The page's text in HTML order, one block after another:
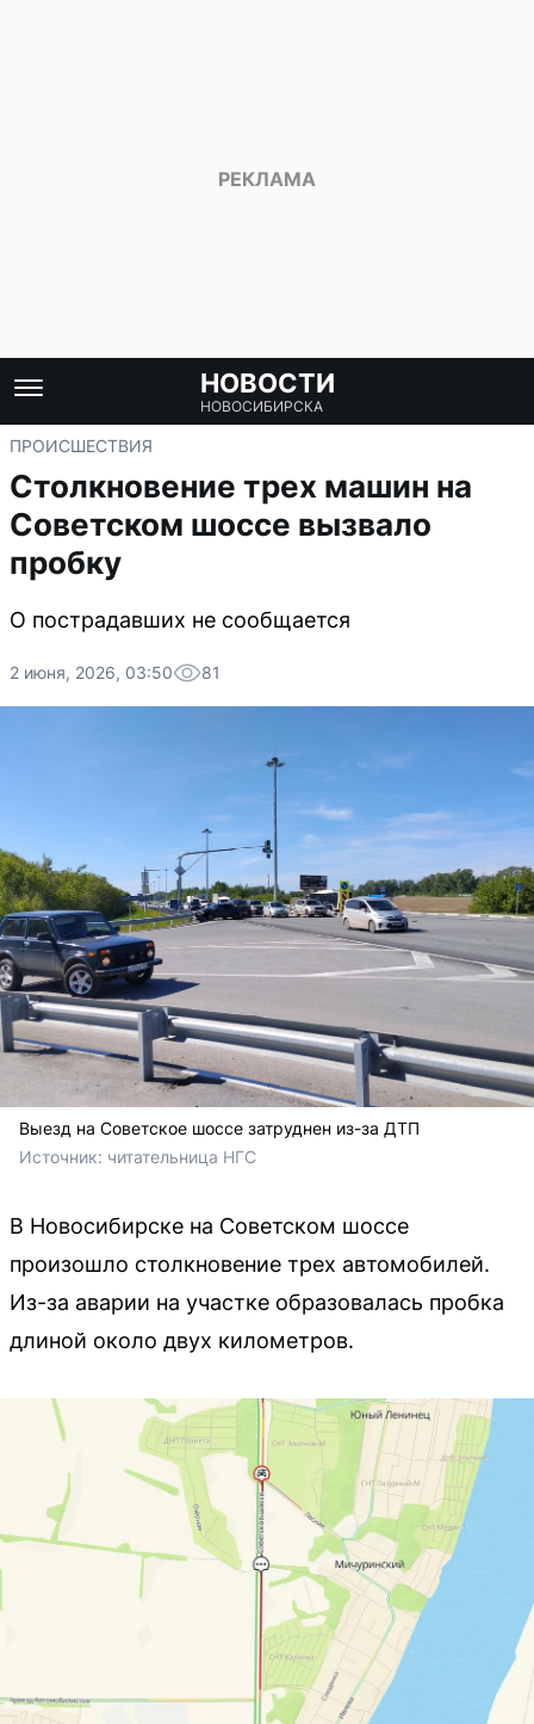
НОВОСТИ
НОВОСИБИРСКА
ПРОИСШЕСТВИЯ
Столкновение трех машин на
Советском шоссе вызвало
пробку
О пострадавших не сообщается
2 июня, 2026, 03:50 81
Выезд на Советское шоссе затруднен из-за ДТП
Источник: читательница НГС
В Новосибирске на Советском шоссе
произошло столкновение трех автомобилей.
Из-за аварии на участке образовалась пробка
длиной около двух километров.